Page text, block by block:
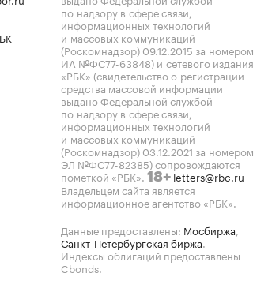
по надзору в сфере связи,
информационных технологий
и массовых коммуникаций
(Роскомнадзор) 09.12.2015 за номером
ИА №ФС77-63848) и сетевого издания
«РБК» (свидетельство о регистрации
средства массовой информации
выдано Федеральной службой
по надзору в сфере связи,
информационных технологий
и массовых коммуникаций
(Роскомнадзор) 03.12.2021 за номером
ЭЛ №ФС77-82385) сопровождаются
пометкой «РБК». 18+ letters@rbc.ru
Владельцем сайта является
информационное агентство «РБК».
Данные предоставлены: Мосбиржа,
Санкт-Петербургская биржа.
Индексы облигаций предоставлены
Cbonds.